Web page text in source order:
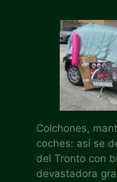
Colchones,
coches: así se
del Tronto con
devastadora